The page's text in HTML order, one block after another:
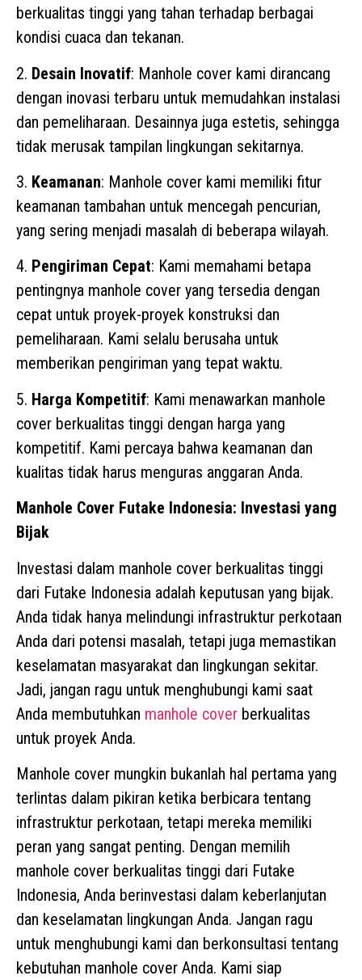
berkualitas tinggi yang tahan terhadap berbagai
kondisi cuaca dan tekanan.
2. Desain Inovatif: Manhole cover kami dirancang
dengan inovasi terbaru untuk memudahkan instalasi
dan pemeliharaan. Desainnya juga estetis, sehingga
tidak merusak tampilan lingkungan sekitarnya.
3. Keamanan: Manhole cover kami memiliki fitur
keamanan tambahan untuk mencegah pencurian,
yang sering menjadi masalah di beberapa wilayah.
4. Pengiriman Cepat: Kami memahami betapa
pentingnya manhole cover yang tersedia dengan
cepat untuk proyek-proyek konstruksi dan
pemeliharaan. Kami selalu berusaha untuk
memberikan pengiriman yang tepat waktu.
5. Harga Kompetitif: Kami menawarkan manhole
cover berkualitas tinggi dengan harga yang
kompetitif. Kami percaya bahwa keamanan dan
kualitas tidak harus menguras anggaran Anda.
Manhole Cover Futake Indonesia: Investasi yang
Bijak
Investasi dalam manhole cover berkualitas tinggi
dari Futake Indonesia adalah keputusan yang bijak.
Anda tidak hanya melindungi infrastruktur perkotaan
Anda dari potensi masalah, tetapi juga memastikan
keselamatan masyarakat dan lingkungan sekitar.
Jadi, jangan ragu untuk menghubungi kami saat
Anda membutuhkan manhole cover berkualitas
untuk proyek Anda.
Manhole cover mungkin bukanlah hal pertama yang
terlintas dalam pikiran ketika berbicara tentang
infrastruktur perkotaan, tetapi mereka memiliki
peran yang sangat penting. Dengan memilih
manhole cover berkualitas tinggi dari Futake
Indonesia, Anda berinvestasi dalam keberlanjutan
dan keselamatan lingkungan Anda. Jangan ragu
untuk menghubungi kami dan berkonsultasi tentang
kebutuhan manhole cover Anda. Kami siap